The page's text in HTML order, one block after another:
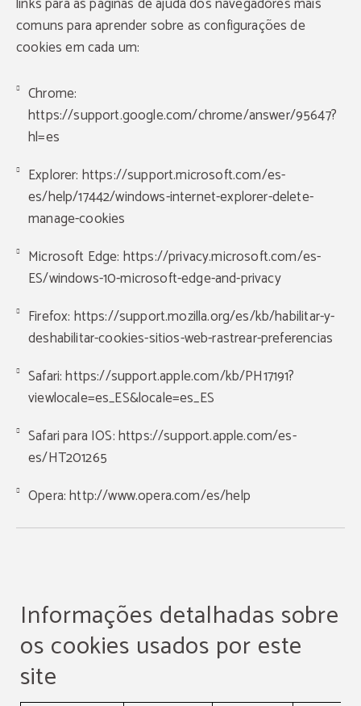
comuns para aprender sobre as configurações de
cookies em cada um:
Chrome:
https://support.google.com/chrome/answer/95647?
hl=es
Explorer: https://support.microsoft.com/es-
es/help/17442/windows-internet-explorer-delete-
manage-cookies
Microsoft Edge: https://privacy.microsoft.com/es-
ES/windows-10-microsoft-edge-and-privacy
Firefox: https://support.mozilla.org/es/kb/habilitar-y-
deshabilitar-cookies-sitios-web-rastrear-preferencias
Safari:https://support.apple.com/kb/PH17191?
viewlocale=es_ES&locale=es_ES
Safari para IOS:https://support.apple.com/es-
es/HT201265
Opera:http://www.opera.com/es/help
Informações detalhadas sobre
os cookies usados por este
site